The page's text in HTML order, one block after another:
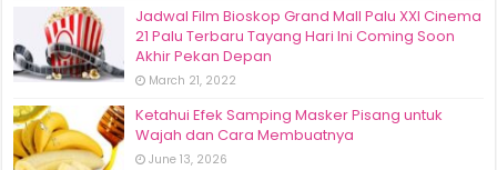
Jadwal Film Bioskop Grand Mall Palu XXI Cinema
21 Palu Terbaru Tayang Hari Ini Coming Soon
Akhir Pekan Depan
March 21, 2022
Ketahui Efek Samping Masker Pisang untuk
Wajah dan Cara Membuatnya
June 13, 2026